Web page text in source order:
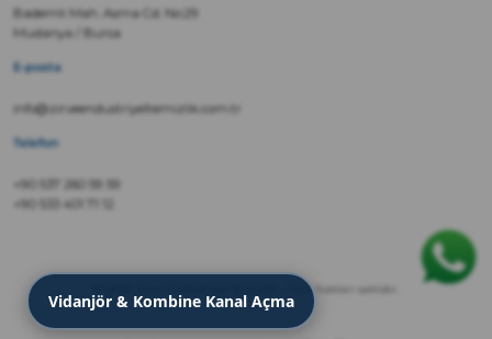
Vidanjör & Kombine Kanal Açma
Bademli Mah. Asma Cd. No:29
Mudanya / Bursa
E-posta
info@zirveendustriyeltemizlik.com.tr
Telefon
+90 537 260 59 59
+90 533 401 71 12
© 2022 Zirve Endüstriyel Temizlik · Tüm hakları saklıdır.